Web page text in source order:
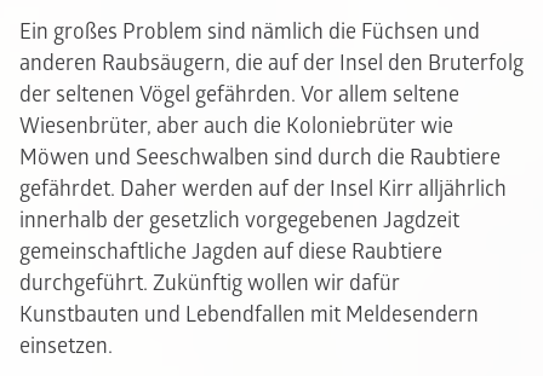
Ein großes Problem sind nämlich die Füchsen und
anderen Raubsäugern, die auf der Insel den Bruterfolg
der seltenen Vögel gefährden. Vor allem seltene
Wiesenbrüter, aber auch die Koloniebrüter wie
Möwen und Seeschwalben sind durch die Raubtiere
gefährdet. Daher werden auf der Insel Kirr alljährlich
innerhalb der gesetzlich vorgegebenen Jagdzeit
gemeinschaftliche Jagden auf diese Raubtiere
durchgeführt. Zukünftig wollen wir dafür
Kunstbauten und Lebendfallen mit Meldesendern
einsetzen.